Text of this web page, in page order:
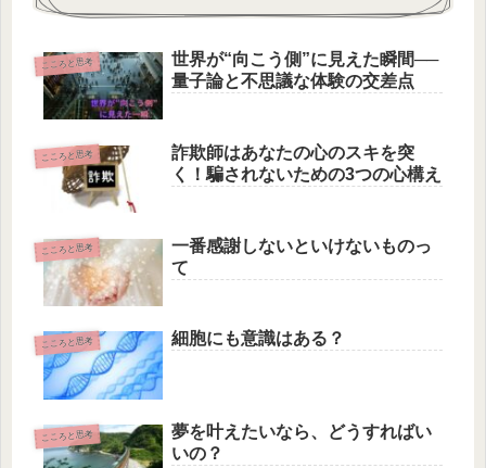
こころと思考
世界が“向こう側”に見えた瞬間──
量子論と不思議な体験の交差点
こころと思考
詐欺師はあなたの心のスキを突
く！騙されないための3つの心構え
こころと思考
一番感謝しないといけないものっ
て
こころと思考 細胞にも意識はある？
こころと思考
夢を叶えたいなら、どうすればい
いの？